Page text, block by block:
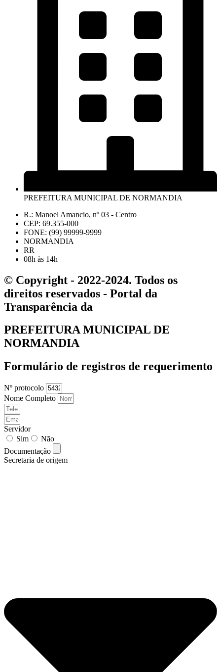
PREFEITURA MUNICIPAL DE NORMANDIA
R.: Manoel Amancio, nº 03 - Centro
CEP: 69.355-000
FONE: (99) 99999-9999
NORMANDIA
RR
08h às 14h
© Copyright - 2022-2024. Todos os
direitos reservados - Portal da
Transparência da
PREFEITURA MUNICIPAL DE
NORMANDIA
Formulário de registros de requerimento
Nº protocolo
Nome Completo
Servidor
Sim
Não
Documentação
Secretaria de origem